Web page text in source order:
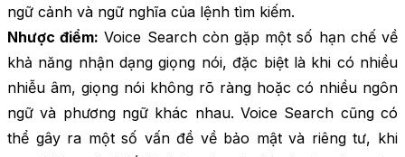
ngữ cảnh và ngữ nghĩa của lệnh tìm kiếm.
Nhược điểm: Voice Search còn gặp một số hạn chế về
khả năng nhận dạng giọng nói, đặc biệt là khi có nhiều
nhiễu âm, giọng nói không rõ ràng hoặc có nhiều ngôn
ngữ và phương ngữ khác nhau. Voice Search cũng có
thể gây ra một số vấn đề về bảo mật và riêng tư, khi